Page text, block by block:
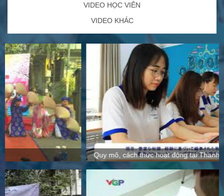
VIDEO HỌC VIÊN
VIDEO KHÁC
Quy mô, cách thức hoạt động tại Thanh Giang